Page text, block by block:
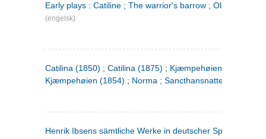
Early plays : Catiline ; The warrior's barrow ; Olaf Liljekrans
(engelsk)
Catilina (1850) ; Catilina (1875) ; Kjæmpehøien (1850) ;
Kjæmpehøien (1854) ; Norma ; Sancthansnatten
Henrik Ibsens sämtliche Werke in deutscher Sprache. 2